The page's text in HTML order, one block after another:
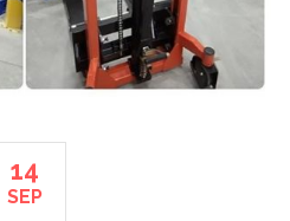
14
SEP